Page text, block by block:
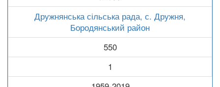
Дружнянська сільська рада, с. Дружня,
Бородянський район
550
1